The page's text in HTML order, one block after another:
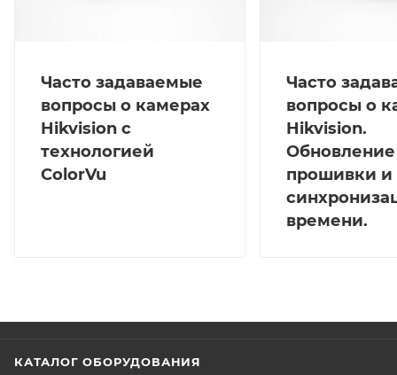
Часто задаваемые
вопросы о камерах
Hikvision с
технологией
ColorVu
Часто
вопросы о
Hikvision.
Обновление
прошивки и
времени.
КАТАЛОГ ОБОРУДОВАНИЯ